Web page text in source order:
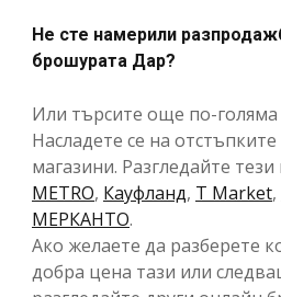
Не сте намерили
брошурата Дар?
Или търсите още по-голяма
Насладете се на
магазини. Разгледайте
METRO, Кауфланд, T Market,
МЕРКАНТО.
Ако желаете да разберете
добра цена тази или